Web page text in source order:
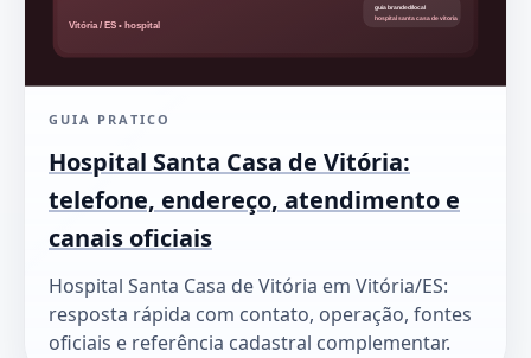
GUIA PRATICO
Hospital Santa Casa de Vitória:
telefone, endereço, atendimento e
canais oficiais
Hospital Santa Casa de Vitória em Vitória/ES:
resposta rápida com contato, operação, fontes
oficiais e referência cadastral complementar.